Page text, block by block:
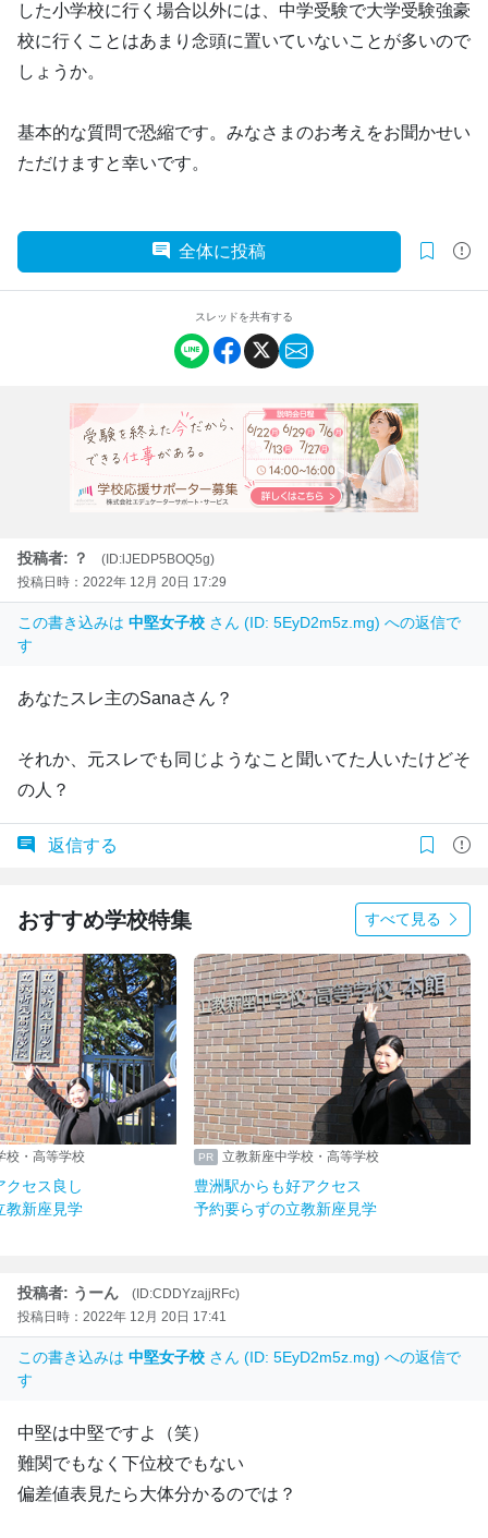
した小学校に行く場合以外には、中学受験で大学受験強豪
校に行くことはあまり念頭に置いていないことが多いので
しょうか。
基本的な質問で恐縮です。みなさまのお考えをお聞かせい
ただけますと幸いです。
全体に投稿
スレッドを共有する
投稿者: ？
(ID:lJEDP5BOQ5g)
投稿日時：2022年 12月 20日 17:29
この書き込みは 中堅女子校 さん (ID: 5EyD2m5z.mg) への返信で
す
あなたスレ主のSanaさん？
それか、元スレでも同じようなこと聞いてた人いたけどそ
の人？
返信する
おすすめ学校特集 すべて見る
校・高等学校
クセス良し
教新座見学
立教新座中学校・高等学校
豊洲駅からも好アクセス
予約要らずの立教新座見学
投稿者: うーん
(ID:CDDYzajjRFc)
投稿日時：2022年 12月 20日 17:41
この書き込みは 中堅女子校 さん (ID: 5EyD2m5z.mg) への返信で
す
中堅は中堅ですよ（笑）
難関でもなく下位校でもない
偏差値表見たら大体分かるのでは？